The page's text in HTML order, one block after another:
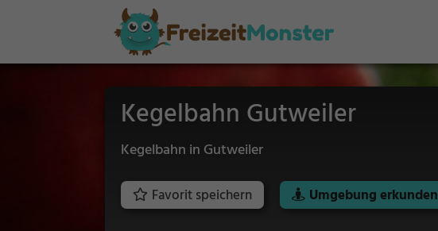
Kegelbahn Gutweiler
Kegelbahn in Gutweiler
Favorit speichern Umgebung erkunden